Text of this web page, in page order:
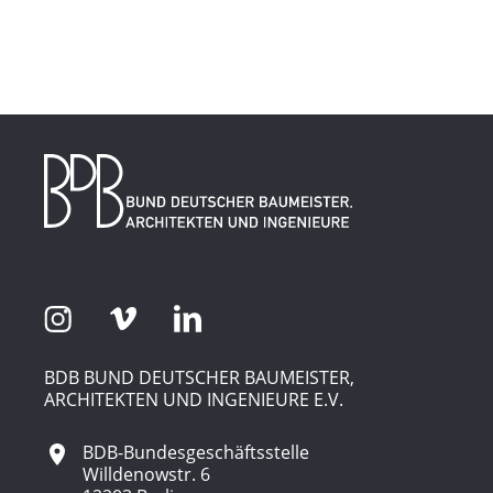
BDB BUND DEUTSCHER BAUMEISTER,
ARCHITEKTEN UND INGENIEURE E.V.
BDB-Bundesgeschäftsstelle
Willdenowstr. 6